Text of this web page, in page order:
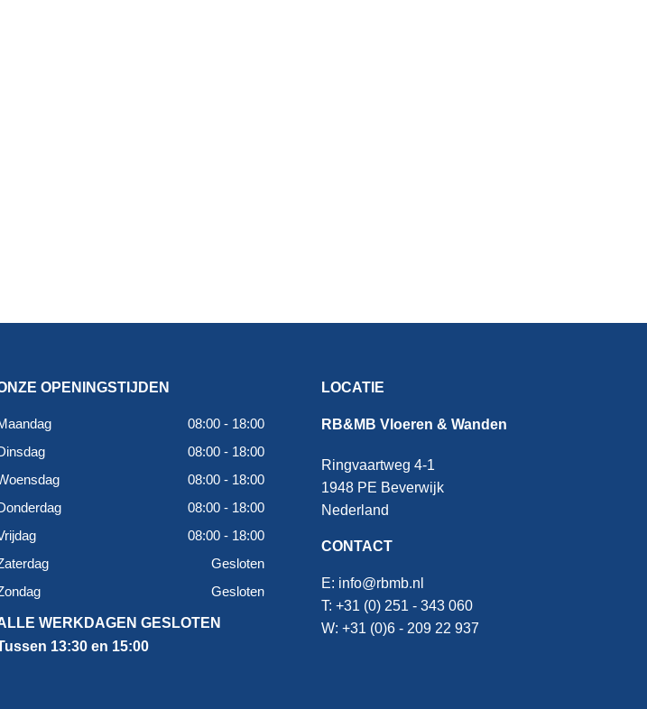
OPENINGSTIJDEN
08:00 - 18:00
08:00 - 18:00
08:00 - 18:00
08:00 - 18:00
08:00 - 18:00
Gesloten
Gesloten
WERKDAGEN GESLOTEN
13:30 en 15:00
LOCATIE
RB&MB Vloeren & Wanden
Ringvaartweg 4-1
1948 PE Beverwijk
Nederland
CONTACT
E: info@rbmb.nl
T: +31 (0) 251 - 343 060
W: +31 (0)6 - 209 22 937